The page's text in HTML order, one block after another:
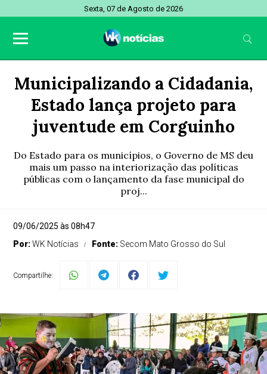
Sexta, 07 de Agosto de 2026
Municipalizando a Cidadania,
Estado lança projeto para
juventude em Corguinho
Do Estado para os municípios, o Governo de MS deu
mais um passo na interiorização das políticas
públicas com o lançamento da fase municipal do
proj...
09/06/2025 às 08h47
Por:WK Notícias Fonte: Secom Mato Grosso do Sul
Compartilhe: